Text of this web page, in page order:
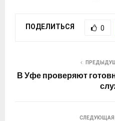
ПОДЕЛИТЬСЯ 0
В Уфе проверяют
СЛЕДУЮЩАЯ